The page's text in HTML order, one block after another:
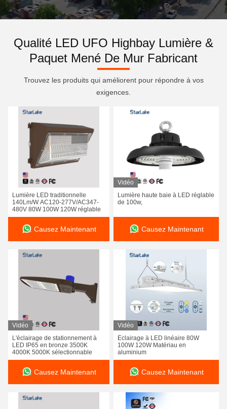
Qualité LED UFO Highbay Lumière &
Paquet Mené De Mur Fabricant
Trouvez les produits qui améliorent pour répondre à vos
exigences.
Lumière LED traditionnelle
140Lm/W AC120-277V/AC347-
480V 80W 100W 120W réglable
Causez Maintenant
Vidéo
Lumière haute baie à LED réglable
de 100w,
Causez Maintenant
Vidéo
L'éclairage de stationnement à
LED IP65 en bronze 3500K
4000K 5000K sélectionnable
Causez Maintenant
Vidéo
Éclairage à LED linéaire 80W
100W 120W Matériau en
aluminium
Causez Maintenant